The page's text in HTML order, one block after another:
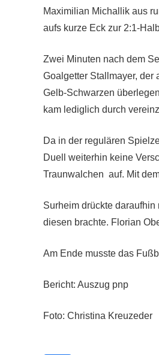
Maximilian Michallik aus
aufs kurze Eck zur 2:1-
Zwei Minuten nach dem
Goalgetter Stallmayer, der
Gelb-Schwarzen
kam lediglich durch
Da in der regulären
Duell weiterhin keine
Traunwalchen auf. Mit
Surheim drückte daraufhin
diesen brachte. Florian
Am Ende musste das
Bericht: Auszug pnp
Foto: Christina Kreuzeder